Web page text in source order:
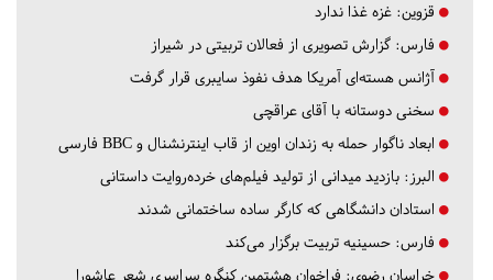
قزوین: غزه غذا ندارد
فارس: گزارش تصویری از فعالان تربیتی در شیراز
آژانس هسته‌ای آمریکا هدف نفوذ سایبری قرار گرفت
سخنی دوستانه با آقای عراقچی
ابعاد ناگوار حمله به زندان اوین از قاب اینترنشنال و BBC فارسی
البرز: بازدید میدانی از تولید فیلم‌های خرده‌روایت داستانی
استادان دانشگاهی که کارگر ساده ساختمانی شدند
فارس: حسینیه تربیت برگزار می‌کند
خراسان رضوی: فراخوان هشتمین کنگره سراسری شعر عاشورا